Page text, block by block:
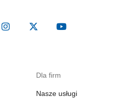
Dla firm
Nasze usługi